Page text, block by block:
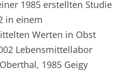
1985 erstellten Studie
in einem
Werten in Obst
Lebensmittellabor
1985 Geigy